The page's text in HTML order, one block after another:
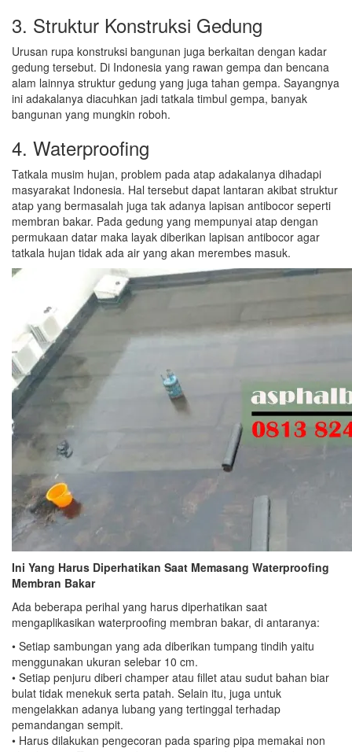
3. Struktur Konstruksi Gedung
Urusan rupa konstruksi bangunan juga berkaitan dengan kadar
gedung tersebut. Di Indonesia yang rawan gempa dan bencana
alam lainnya struktur gedung yang juga tahan gempa. Sayangnya
ini adakalanya diacuhkan jadi tatkala timbul gempa, banyak
bangunan yang mungkin roboh.
4. Waterproofing
Tatkala musim hujan, problem pada atap adakalanya dihadapi
masyarakat Indonesia. Hal tersebut dapat lantaran akibat struktur
atap yang bermasalah juga tak adanya lapisan antibocor seperti
membran bakar. Pada gedung yang mempunyai atap dengan
permukaan datar maka layak diberikan lapisan antibocor agar
tatkala hujan tidak ada air yang akan merembes masuk.
Ini Yang Harus Diperhatikan Saat Memasang Waterproofing
Membran Bakar
Ada beberapa perihal yang harus diperhatikan saat
mengaplikasikan waterproofing membran bakar, di antaranya:
• Setiap sambungan yang ada diberikan tumpang tindih yaitu
menggunakan ukuran selebar 10 cm.
• Setiap penjuru diberi champer atau fillet atau sudut bahan biar
bulat tidak menekuk serta patah. Selain itu, juga untuk
mengelakkan adanya lubang yang tertinggal terhadap
pemandangan sempit.
• Harus dilakukan pengecoran pada sparing pipa memakai non